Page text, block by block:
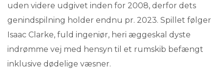
uden videre udgivet inden for 2008, derfor dets
genindspilning holder endnu pr. 2023. Spillet følger
Isaac Clarke, fuld ingeniør, heri æggeskal dyste
indrømme vej med hensyn til et rumskib befængt
inklusive dødelige væsner.